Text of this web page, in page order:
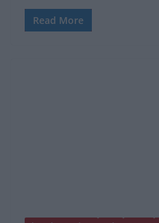
Read More